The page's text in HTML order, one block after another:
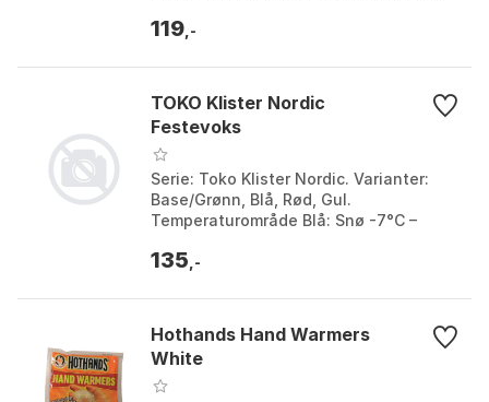
varmt vann, la...
119 ,-
TOKO Klister Nordic
Festevoks
Serie: Toko Klister Nordic. Varianter:
Base/Grønn, Blå, Rød, Gul.
Temperaturområde Blå: Snø -7°C –
Temperaturområde Rød: Snø -1°C – -8...
135 ,-
Hothands Hand Warmers
White